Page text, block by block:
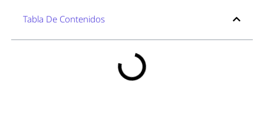
Tabla De Contenidos